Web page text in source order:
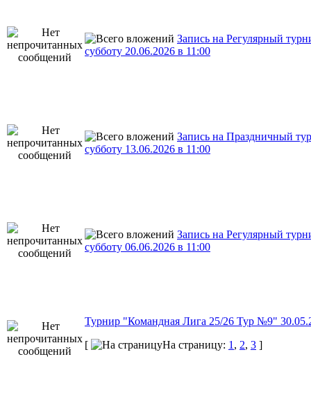
Запись на Регулярный
субботу 20.06.2026 в 11:00
Запись на Праздничный
субботу 13.06.2026 в 11:00
Запись на Регулярный
субботу 06.06.2026 в 11:00
Турнир "Командная Лига 25/26 Тур №9"
[
На страницу: 1 , 2, 3 ]